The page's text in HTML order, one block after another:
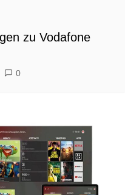
zu Vodafone
0